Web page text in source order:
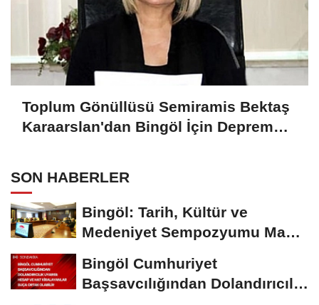
Toplum Gönüllüsü Semiramis Bektaş
Karaarslan'dan Bingöl İçin Deprem
SON HABERLER
Bingöl: Tarih, Kültür ve
Medeniyet Sempozyumu Mayıs
Bingöl Cumhuriyet
Başsavcılığından Dolandırıcılık